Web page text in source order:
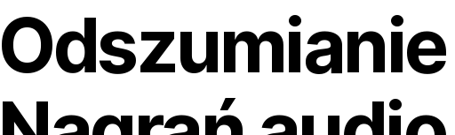
Odszumianie